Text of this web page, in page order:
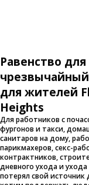
Равенство
для жителей
Heights
Для работников с
фургонов и такси,
санитаров на дому,
парикмахеров, секс-
контрактников,
дневного ухода и
потерял свой